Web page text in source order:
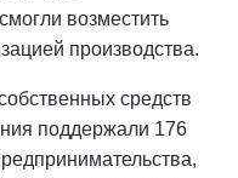
возместить
производства.
средств
поддержали 176